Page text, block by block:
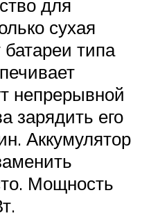
для
сухая
батареи типа
непрерывной
зарядить его
Аккумулятор
Мощность